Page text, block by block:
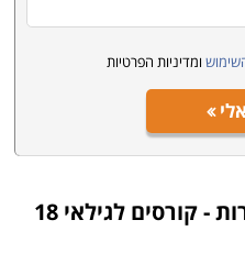
ומדיניות הפרטיות
קורס מכירות - קורסים לגילאי 18